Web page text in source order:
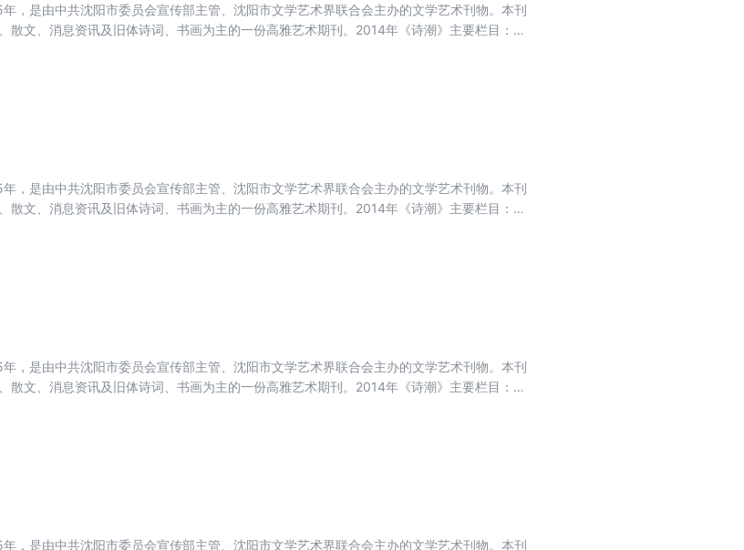
年，是由中共沈阳市委员会宣传部主管、沈阳市文学艺术界联合会主办的文学艺术刊物。本刊
散文、消息资讯及旧体诗词、书画为主的一份高雅艺术期刊。2014年《诗潮》主要栏目：开
年，是由中共沈阳市委员会宣传部主管、沈阳市文学艺术界联合会主办的文学艺术刊物。本刊
散文、消息资讯及旧体诗词、书画为主的一份高雅艺术期刊。2014年《诗潮》主要栏目：开
年，是由中共沈阳市委员会宣传部主管、沈阳市文学艺术界联合会主办的文学艺术刊物。本刊
散文、消息资讯及旧体诗词、书画为主的一份高雅艺术期刊。2014年《诗潮》主要栏目：开
年，是由中共沈阳市委员会宣传部主管、沈阳市文学艺术界联合会主办的文学艺术刊物。本刊